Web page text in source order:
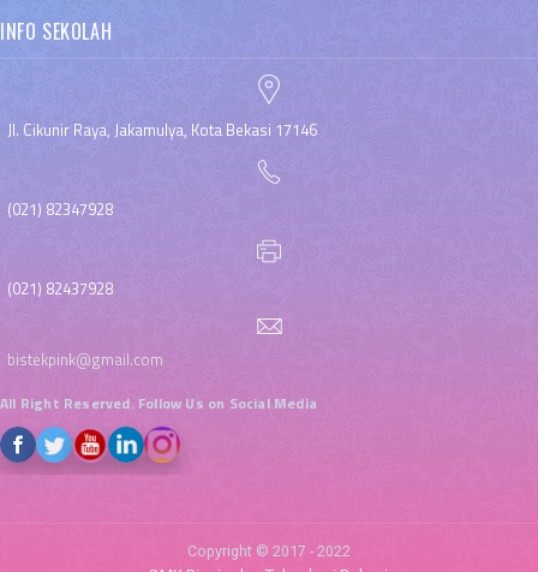
INFO SEKOLAH
Jl. Cikunir Raya, Jakamulya, Kota Bekasi 17146
(021) 82347928
(021) 82437928
bistekpink@gmail.com
All Right Reserved. Follow Us on Social Media
Copyright © 2017 - 2022